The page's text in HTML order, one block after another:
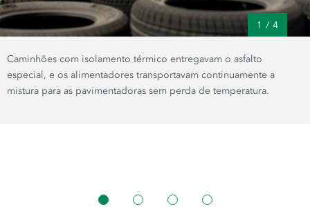
1 / 4
Caminhões com isolamento térmico entregavam o asfalto
especial, e os alimentadores transportavam continuamente a
mistura para as pavimentadoras sem perda de temperatura.